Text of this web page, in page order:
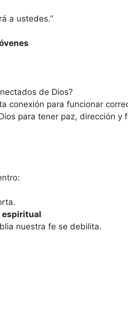
a ustedes.”
de Dios?
conexión para funcionar
para tener paz, dirección y
espiritual
nuestra fe se debilita.